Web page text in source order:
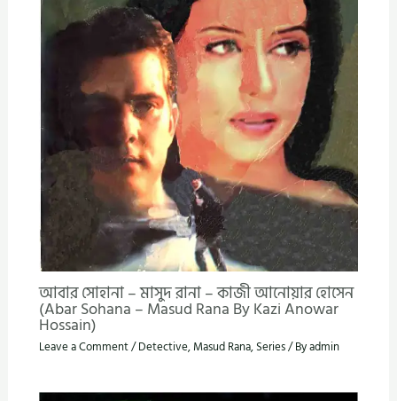
আবার সোহানা – মাসুদ রানা – কাজী আনোয়ার হোসেন
(Abar Sohana – Masud Rana By Kazi Anowar
Hossain)
Leave a Comment/Detective, Masud Rana, Series/ Byadmin